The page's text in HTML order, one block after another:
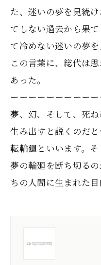
た、迷いの夢を見続
てしない過去から果
て冷めない迷いの夢を
この言葉に、総代は
あった。
ーーーーーーーーーー
夢、幻、そして、死
生み出すと説くのだ
転輪廻 といいます。
夢の輪廻を断ち切る
ちの人間に生まれた目